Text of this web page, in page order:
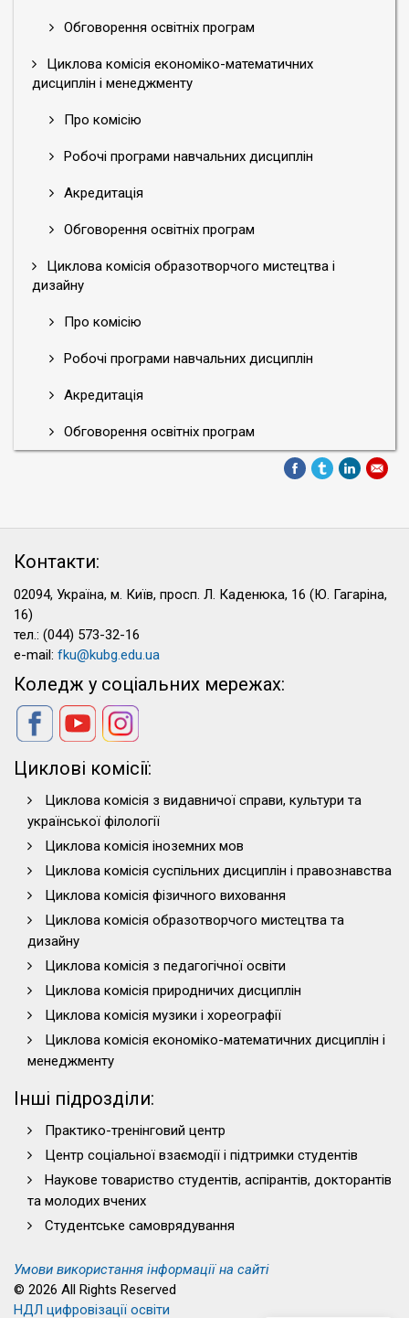
Обговорення освітніх програм
Циклова комісія економіко-математичних
дисциплін і менеджменту
Про комісію
Робочі програми навчальних дисциплін
Акредитація
Обговорення освітніх програм
Циклова комісія образотворчого мистецтва і
дизайну
Про комісію
Робочі програми навчальних дисциплін
Акредитація
Обговорення освітніх програм
Контакти:
02094, Україна, м. Київ, просп. Л. Каденюка, 16 (Ю. Гагаріна,
16)
тел.: (044) 573-32-16
e-mail: fku@kubg.edu.ua
Коледж у соціальних мережах:
Циклові комісії:
Циклова комісія з видавничої справи, культури та
української філології
Циклова комісія іноземних мов
Циклова комісія суспільних дисциплін і правознавства
Циклова комісія фізичного виховання
Циклова комісія образотворчого мистецтва та
дизайну
Циклова комісія з педагогічної освіти
Циклова комісія природничих дисциплін
Циклова комісія музики і хореографії
Циклова комісія економіко-математичних дисциплін і
менеджменту
Інші підрозділи:
Практико-тренінговий центр
Центр соціальної взаємодії і підтримки студентів
Наукове товариство студентів, аспірантів, докторантів
та молодих вчених
Студентське самоврядування
Умови використання інформації на сайті
© 2026 All Rights Reserved
НДЛ цифровізації освіти